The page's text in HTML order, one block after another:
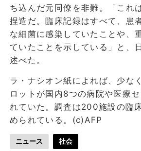
ち込んだ元同僚を非難。「これ
捏造だ。臨床記録はすべて、患
な細菌に感染していたことや、
ていたことを示している」と、
述べた。
ラ・ナシオン紙によれば、少な
ロットが国内8つの病院や医療
れていた。調査は200施設の臨
められている。(c)AFP
ニュース 社会